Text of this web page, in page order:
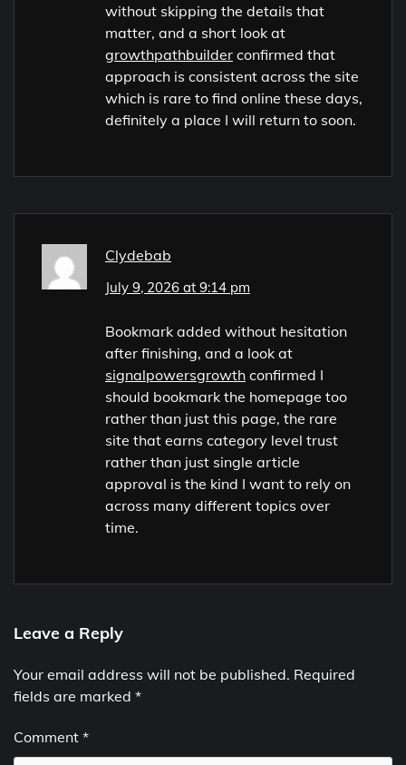
without skipping the details that
matter, and a short look at
growthpathbuilder confirmed that
approach is consistent across the site
which is rare to find online these days,
definitely a place I will return to soon.
Clydebab
July 9, 2026 at 9:14 pm
Bookmark added without hesitation
after finishing, and a look at
signalpowersgrowth confirmed I
should bookmark the homepage too
rather than just this page, the rare
site that earns category level trust
rather than just single article
approval is the kind I want to rely on
across many different topics over
time.
Leave a Reply
Your email address will not be published. Required
fields are marked *
Comment *